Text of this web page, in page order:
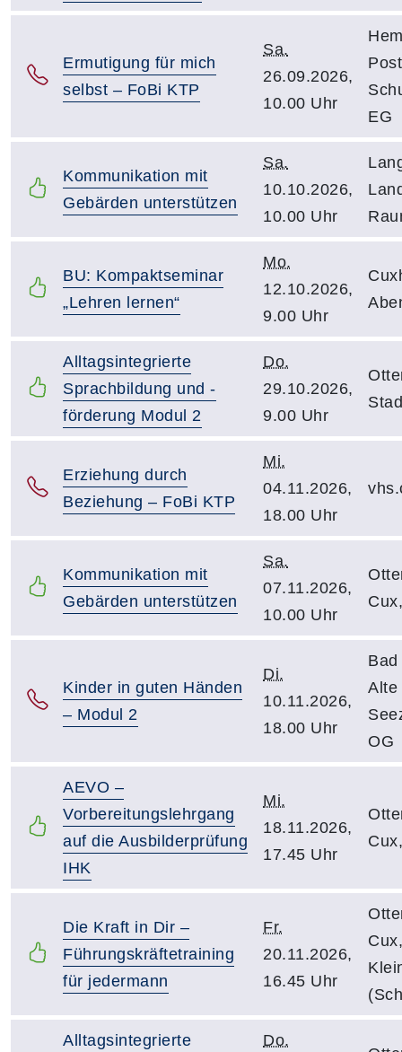
Ermutigung für mich
selbst – FoBi KTP
Sa.
26.09.2026,
10.00 Uhr
EG
Kommunikation mit
Gebärden unterstützen
Sa.
10.10.2026,
10.00 Uhr
BU: Kompaktseminar
„Lehren lernen“
Mo.
12.10.2026,
9.00 Uhr
Alltagsintegrierte
Sprachbildung und -
förderung Modul 2
Do.
29.10.2026,
9.00 Uhr
Erziehung durch
Beziehung – FoBi KTP
Mi.
04.11.2026,
18.00 Uhr
Kommunikation mit
Gebärden unterstützen
Sa.
07.11.2026,
10.00 Uhr
Kinder in guten Händen
– Modul 2
Di.
10.11.2026,
18.00 Uhr
Alte
OG
AEVO –
Vorbereitungslehrgang
auf die Ausbilderprüfung
IHK
Mi.
18.11.2026,
17.45 Uhr
Die Kraft in Dir –
Führungskräftetraining
für jedermann
Fr.
20.11.2026,
16.45 Uhr
Cux,
Alltagsintegrierte Do.